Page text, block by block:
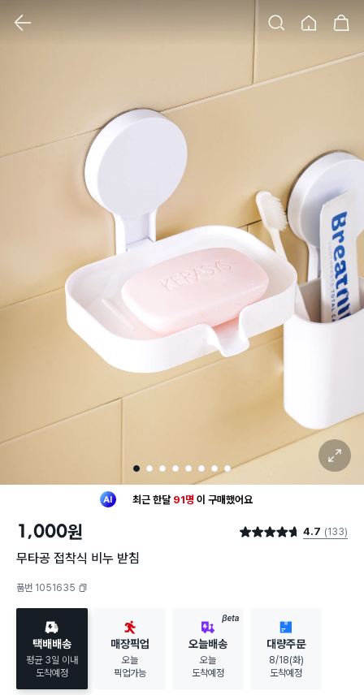
1 2 3 4 5 6 7 8
확대 보기
최근 한달 91명 이 구매했어요
구매했어요
1,000원 별점 4.7점 4.7 (133)
무타공 접착식 비누 받침
품번 1051635
택배배송
평균 3일 이내
도착예정
매장픽업
오늘
픽업가능
BETA
오늘배송
오늘
도착예정
대량주문
8/18(화)
도착예정